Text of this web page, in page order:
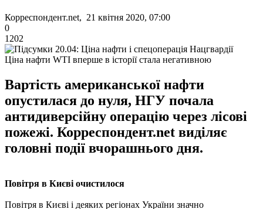
Корреспондент.net, 21 квітня 2020, 07:00
0
1202
Ціна нафти WTI вперше в історії стала негативною
Вартість американської нафти
опустилася до нуля, НГУ почала
антидиверсійну операцію через лісові
пожежі. Корреспондент.net виділяє
головні події вчорашнього дня.
Повітря в Києві очистилося
Повітря в Києві і деяких регіонах України значно